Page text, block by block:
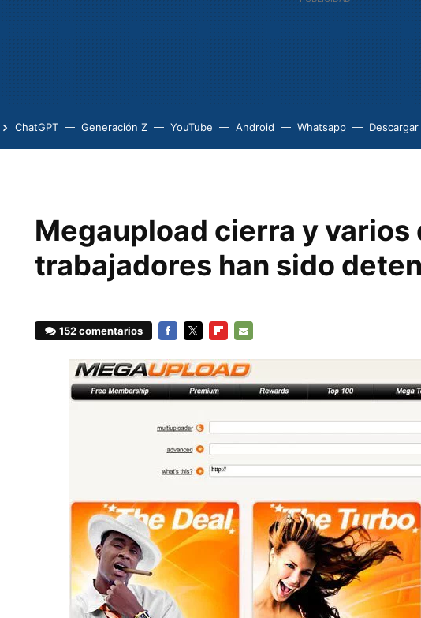
ChatGPT Generación Z YouTube Android Whatsapp
Megaupload cierra y varios
trabajadores han sido
152 comentarios
MAIL